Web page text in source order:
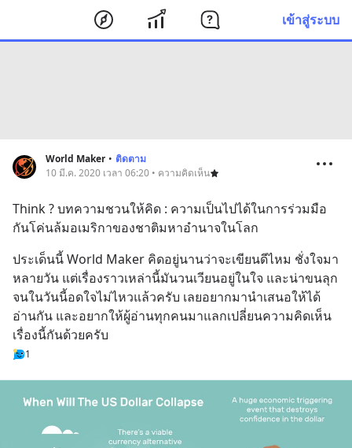
เข้าสู่ระบบ
World Maker • ติดตาม
10 มี.ค. 2020 เวลา 06:20 • ความคิดเห็น
Think ? บทความชวนให้คิด : ความเป็นไปได้ในการร่วมมือ
กันโค่นล้มอเมริกาของชาติมหาอำนาจในโลก
ประเด็นนี้ World Maker คิดอยู่นานว่าจะเขียนดีไหม ชั่งใจมา
หลายวัน แต่เรื่องราวเหล่านี้มันวนเวียนอยู่ในใจ และน่าขนลุก
จนในวันนี้อดใจไม่ไหวแล้วครับ เลยอยากมานำเสนอให้ได้
อ่านกัน และอยากให้ผู้อ่านทุกคนมาแลกเปลี่ยนความคิดเห็น
เรื่องนี้กันด้วยครับ
1